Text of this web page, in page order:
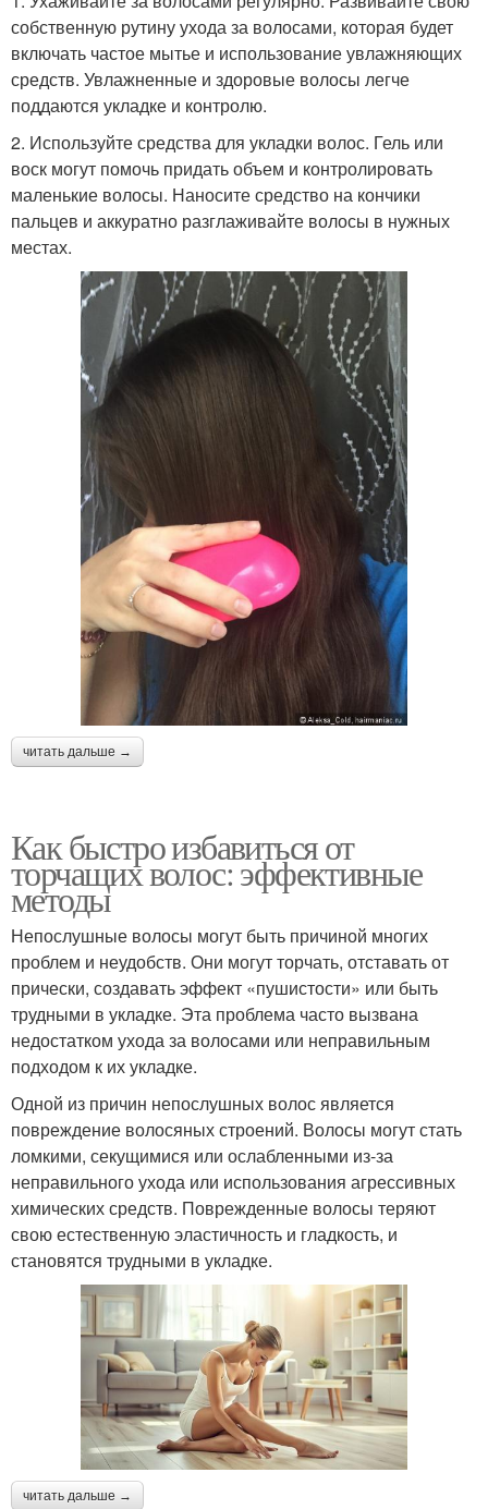
собственную рутину ухода за волосами, которая будет
включать частое мытье и использование увлажняющих
средств. Увлажненные и здоровые волосы легче
поддаются укладке и контролю.
2. Используйте средства для укладки волос. Гель или
воск могут помочь придать объем и контролировать
маленькие волосы. Наносите средство на кончики
пальцев и аккуратно разглаживайте волосы в нужных
местах.
читать дальше →
Как быстро избавиться от
торчащих волос: эффективные
методы
Непослушные волосы могут быть причиной многих
проблем и неудобств. Они могут торчать, отставать от
прически, создавать эффект «пушистости» или быть
трудными в укладке. Эта проблема часто вызвана
недостатком ухода за волосами или неправильным
подходом к их укладке.
Одной из причин непослушных волос является
повреждение волосяных строений. Волосы могут стать
ломкими, секущимися или ослабленными из-за
неправильного ухода или использования агрессивных
химических средств. Поврежденные волосы теряют
свою естественную эластичность и гладкость, и
становятся трудными в укладке.
читать дальше →